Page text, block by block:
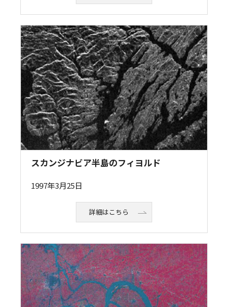
スカンジナビア半島のフィヨルド
1997年3月25日
詳細はこちら